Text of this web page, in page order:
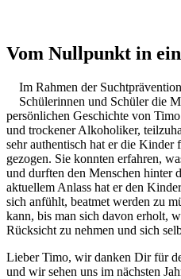
Vom Nullpunkt in ein
Im Rahmen der
Schülerinnen und Schüler die
persönlichen Geschichte von
und trockener Alkoholiker,
sehr authentisch hat er die
gezogen. Sie konnten erfahren,
und durften den Menschen hinter
aktuellem Anlass hat er den
sich anfühlt, beatmet werden zu
kann, bis man sich davon erholt,
Rücksicht zu nehmen und sich
Lieber Timo, wir danken Dir für
und wir sehen uns im nächsten